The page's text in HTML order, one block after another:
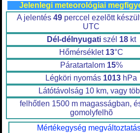
Jelenlegi meteorológiai
A jelentés 49 perccel ezelõtt
UTC
Dél-délnyugatiszél 18kt
Hőmérséklet 13°C
Páratartalom 15%
Légköri nyomás 1013 hPa
Látótávolság 10 km, vagy
felhőtlen 1500 m magasságban,
gomolyfelhõ
Mértékegység